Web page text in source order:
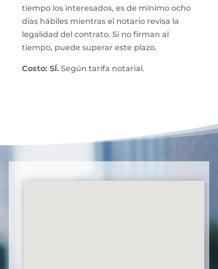
tiempo los interesados, es de mínimo ocho
días hábiles mientras el notario revisa la
legalidad del contrato. Si no firman al
tiempo, puede superar este plazo.
Costo: SÍ.Según tarifa notarial.